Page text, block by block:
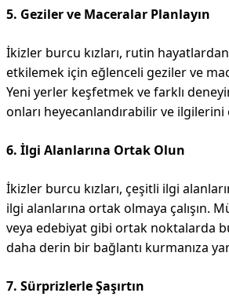
5. Geziler ve Maceralar Planlayın
İkizler burcu kızları, rutin hayatlardan
etkilemek için eğlenceli geziler ve
Yeni yerler keşfetmek ve farklı
onları heyecanlandırabilir ve ilgilerini
6. İlgi Alanlarına Ortak Olun
İkizler burcu kızları, çeşitli ilgi
ilgi alanlarına ortak olmaya çalışın.
veya edebiyat gibi ortak noktalarda
daha derin bir bağlantı kurmanıza
7. Sürprizlerle Şaşırtın